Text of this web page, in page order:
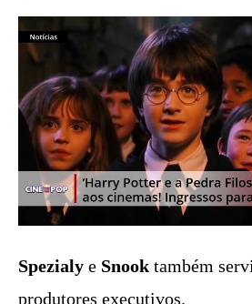
Spezialy e Snook também
produtores executivos.